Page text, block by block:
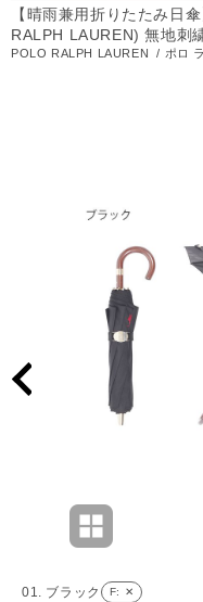
セー
ル
送料無料 ギフト向
け
【晴雨兼用折りたたみ日
RALPH LAUREN) 無地
POLO RALPH LAUREN / ポロ
01. ブラック F: ✕